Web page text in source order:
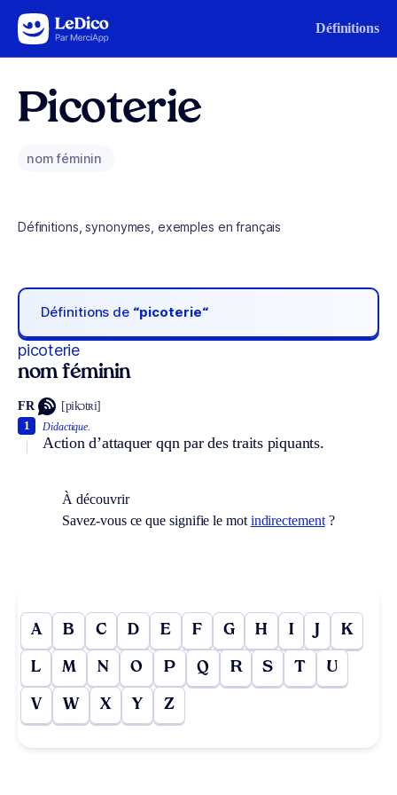
Aller au contenu Définitions
Picoterie
nom féminin
Définitions, synonymes, exemples en français
Définitions de “picoterie“
picoterie
nom féminin
FR [pikɔtʀi]
Didactique.
Action d’attaquer qqn par des traits piquants.
1
À découvrir
Savez-vous ce que signifie le mot indirectement?
A B C D E F G H I J K
L M N O P Q R S T U
V W X Y Z